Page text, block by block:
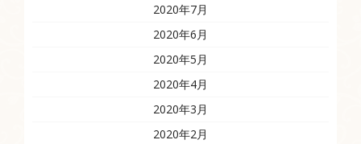
2020年7月
2020年6月
2020年5月
2020年4月
2020年3月
2020年2月